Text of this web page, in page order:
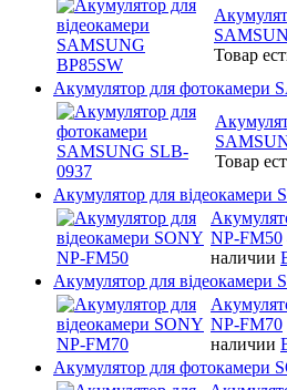
Товар
Акумулятор для фотокамери
Товар
Акумулятор для відеокамери
NP-FM50
наличии
Акумулятор для відеокамери
NP-FM70
наличии
Акумулятор для фотокамери